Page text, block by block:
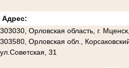
Адрес:
303030, Орловская область, г.
303580, Орловская обл.,
ул.Советская, 31